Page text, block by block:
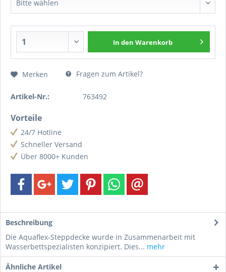
In den Warenkorb
Merken Fragen zum Artikel?
Artikel-Nr.: 763492
Vorteile
24/7 Hotline
Schneller Versand
Über 8000+ Kunden
Beschreibung
Die Aquaflex-Steppdecke wurde in Zusammenarbeit mit
Wasserbettspezialisten konzipiert. Dies... mehr
Ähnliche Artikel